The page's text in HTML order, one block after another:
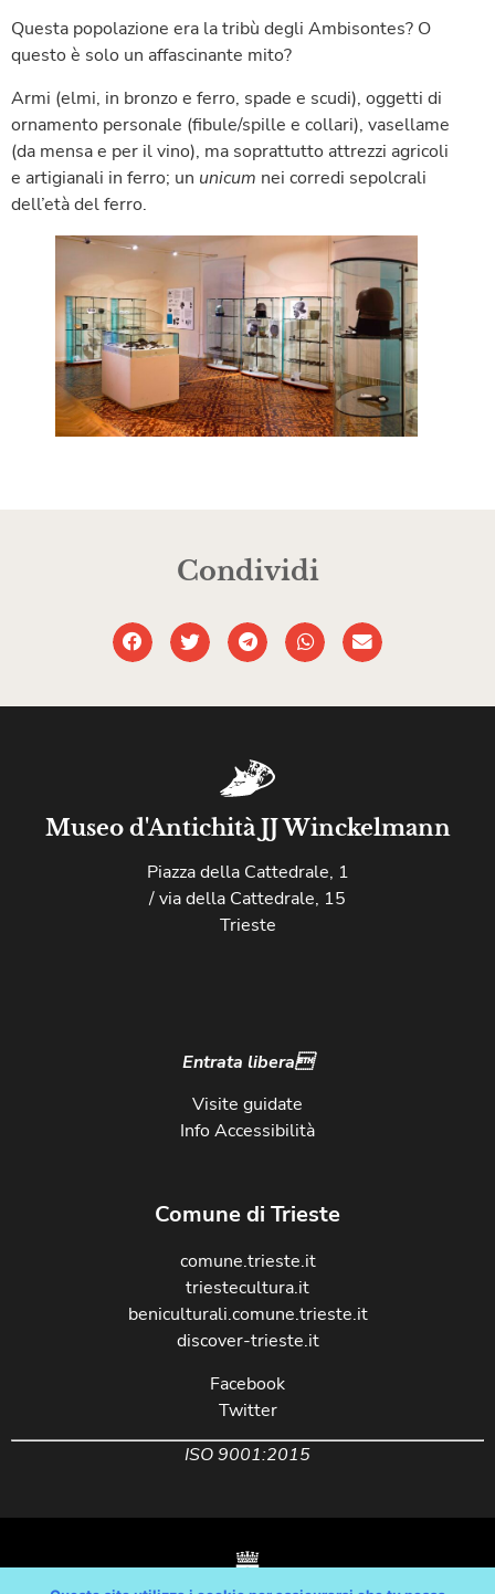
Questa popolazione era la tribù degli Ambisontes? O
questo è solo un affascinante mito?
Armi (elmi, in bronzo e ferro, spade e scudi), oggetti di
ornamento personale (fibule/spille e collari), vasellame
(da mensa e per il vino), ma soprattutto attrezzi agricoli
e artigianali in ferro; un unicum nei corredi sepolcrali
dell’età del ferro.
Condividi
Museo d'Antichità JJ Winckelmann
Piazza della Cattedrale, 1
/ via della Cattedrale, 15
Trieste
Entrata libera
Visite guidate
Info Accessibilità
Comune di Trieste
comune.trieste.it
triestecultura.it
beniculturali.comune.trieste.it
discover-trieste.it
Facebook
Twitter
ISO 9001:2015